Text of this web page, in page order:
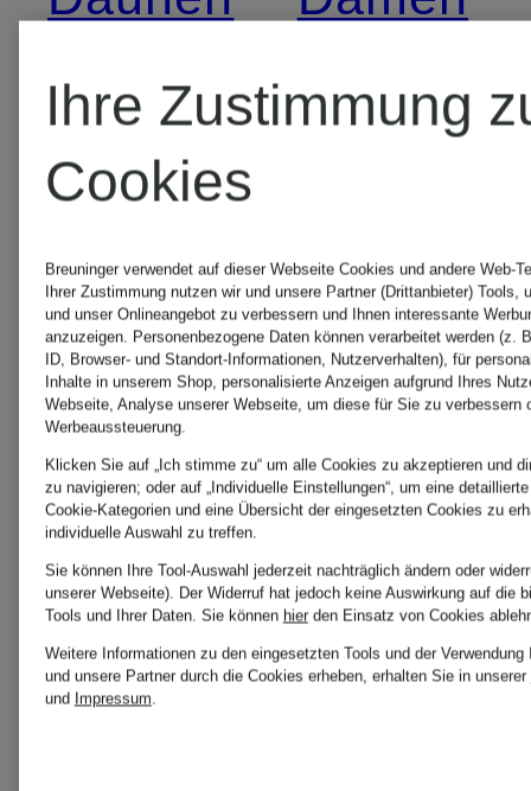
Skijacken
für
Fleecejacken
für Damen
Fleecepullover
Orange
Skijacken
Skijacken
Skijacken
für
Damen
Skijacken
für
Ihre Zustimmung
Cookies
Breuninger verwendet auf dieser Webseite Cookies und andere Web-
Ihrer Zustimmung nutzen wir und unsere Partner (Drittanbieter) Tools,
und unser Onlineangebot zu verbessern und Ihnen interessante
anzuzeigen. Personenbezogene Daten können verarbeitet werden (z.
ID, Browser- und Standort-Informationen, Nutzerverhalten), für
Inhalte in unserem Shop, personalisierte Anzeigen aufgrund Ihres
Webseite, Analyse unserer Webseite, um diese für Sie zu verbessern
Werbeaussteuerung.
Klicken Sie auf „Ich stimme zu“ um alle Cookies zu akzeptieren und
zu navigieren; oder auf „Individuelle Einstellungen“, um eine
Cookie-Kategorien und eine Übersicht der eingesetzten Cookies zu
individuelle Auswahl zu treffen.
Sie können Ihre Tool-Auswahl jederzeit nachträglich ändern oder
unserer Webseite). Der Widerruf hat jedoch keine Auswirkung auf die
Tools und Ihrer Daten. Sie können hierden Einsatz von Cookies
Weitere Informationen zu den eingesetzten Tools und der Verwendung
und unsere Partner durch die Cookies erheben, erhalten Sie in unserer
und Impressum.